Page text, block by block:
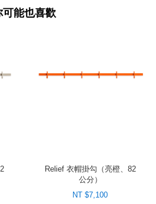
可能也喜歡
Relief 衣帽掛勾（亮橙、82
公分）
NT $7,100